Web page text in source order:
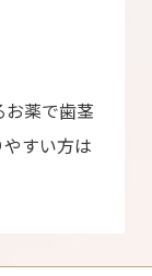
薬で歯茎
すい方は